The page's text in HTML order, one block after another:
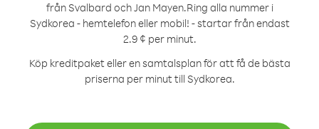
från Svalbard och Jan Mayen.Ring alla nummer i
Sydkorea - hemtelefon eller mobil! - startar från endast
2.9 ¢ per minut.
Köp kreditpaket eller en samtalsplan för att få de bästa
priserna per minut till Sydkorea.